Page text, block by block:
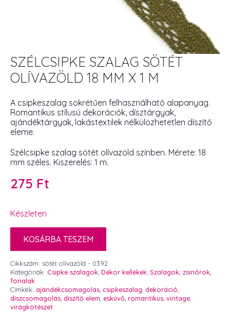
SZÉLCSIPKE SZALAG SÖTÉT
OLÍVAZÖLD 18 MM X 1 M
A csipkeszalag sokrétűen felhasználható alapanyag.
Romantikus stílusú dekorációk, dísztárgyak,
ajándéktárgyak, lakástextilek nélkülözhetetlen díszítő
eleme.
Szélcsipke szalag sötét olívazöld színben. Mérete: 18
mm széles. Kiszerelés: 1 m.
275 Ft
Készleten
KOSÁRBA TESZEM
Cikkszám: sötét olívazöld - 0392
Kategóriák: Csipke szalagok Dekor kellékek Szalagok, zsinórok,
fonalak
Címkék: ajándékcsomagolás csipkeszalag dekoráció
díszcsomagolás díszítő elem esküvő romantikus vintage
virágkötészet